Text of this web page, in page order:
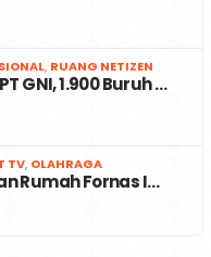
, RUANG NETIZEN
GNI, 1.900 Buruh …
TV, OLAHRAGA
Rumah Fornas I…